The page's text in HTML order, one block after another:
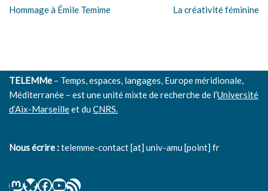
Hommage à Émile Temime La créativité féminine
TELEMMe – Temps, espaces, langages, Europe méridionale,
Méditerranée – est une unité mixte de recherche de l’Université
d’Aix-Marseilleet duCNRS.
Nous écrire :telemme-contact [at] univ-amu [point] fr